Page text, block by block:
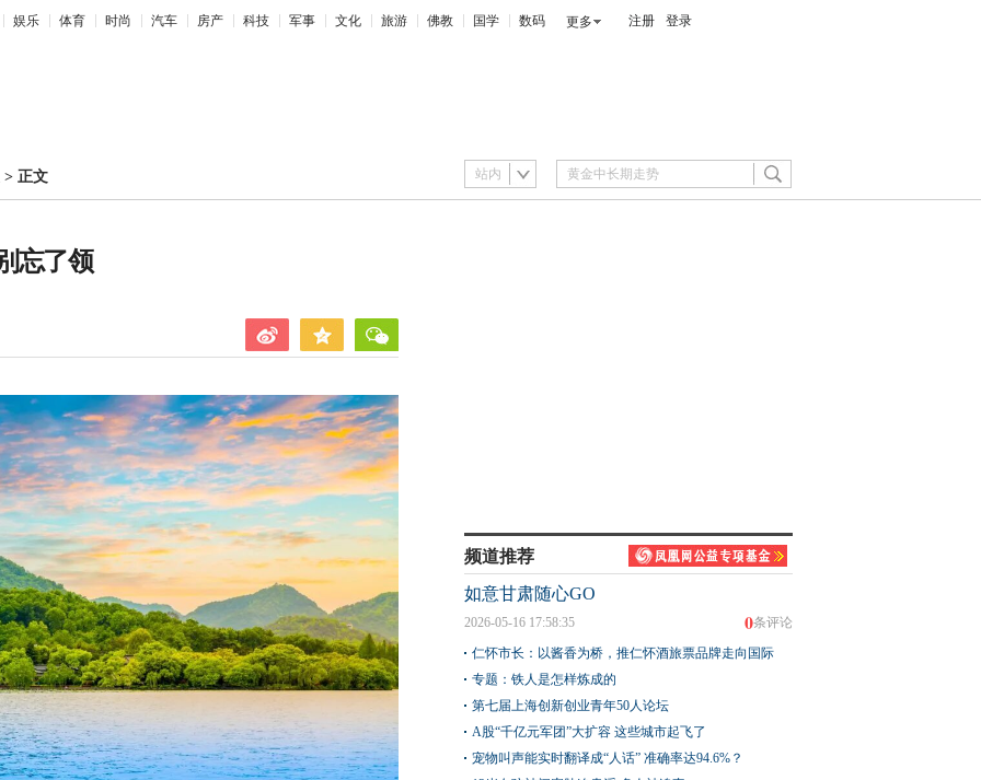
娱乐 体育 时尚 汽车 房产 科技 军事 文化 旅游 佛教 国学 数码 更多 注册 登录
> 正文 站内
忘了领
频道推荐
如意甘肃随心GO
0条评论
2026-05-16 17:58:35
仁怀市长：以酱香为桥，推仁怀酒旅票品牌走向国际
专题：铁人是怎样炼成的
第七届上海创新创业青年50人论坛
A股“千亿元军团”大扩容 这些城市起飞了
宠物叫声能实时翻译成“人话” 准确率达94.6%？